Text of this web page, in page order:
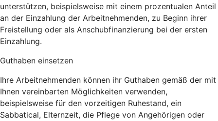
unterstützen, beispielsweise mit einem prozentualen Anteil
an der Einzahlung der Arbeitnehmenden, zu Beginn ihrer
Freistellung oder als Anschubfinanzierung bei der ersten
Einzahlung.
Guthaben einsetzen
Ihre Arbeitnehmenden können ihr Guthaben gemäß der mit
Ihnen vereinbarten Möglichkeiten verwenden,
beispielsweise für den vorzeitigen Ruhestand, ein
Sabbatical, Elternzeit, die Pflege von Angehörigen oder